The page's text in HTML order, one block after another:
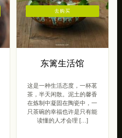
东篱生活馆
这是一种生活态度，一杯茗
茶，半天闲散。泥土的馨香
在炼制中凝固在陶瓷中，一
只茶碗的幸福也许是只有能
读懂的人才会理 […]
去购买